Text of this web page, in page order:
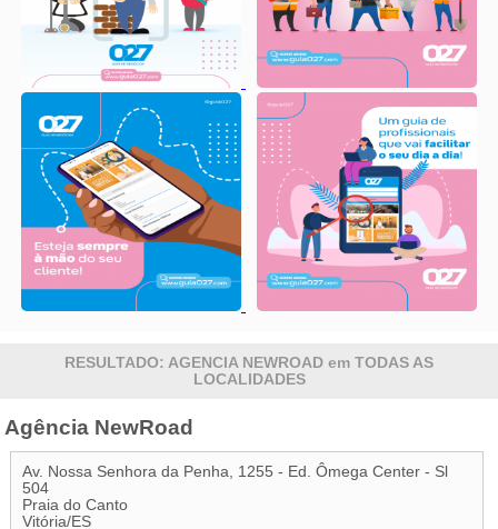
RESULTADO: AGENCIA NEWROAD em TODAS AS
LOCALIDADES
Agência NewRoad
Av. Nossa Senhora da Penha, 1255 - Ed. Ômega Center - Sl
504
Praia do Canto
Vitória/ES